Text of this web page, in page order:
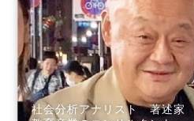
社会分析アナリスト 著述家